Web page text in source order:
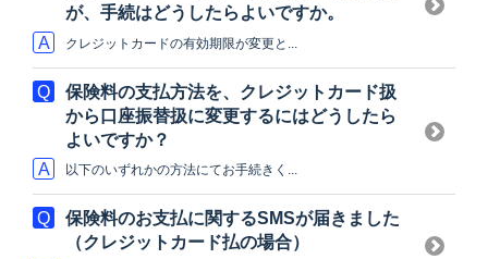
が、手続はどうしたらよいですか。
クレジットカードの有効期限が変更と...
保険料の支払方法を、クレジットカード扱
から口座振替扱に変更するにはどうしたら
よいですか？
以下のいずれかの方法にてお手続きく...
保険料のお支払に関するSMSが届きました
（クレジットカード払の場合）